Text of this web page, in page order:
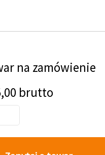
na zamówienie
brutto